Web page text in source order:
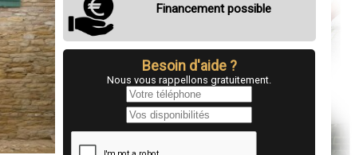
Financement possible
Besoin d'aide ?
Nous vous rappellons gratuitement.